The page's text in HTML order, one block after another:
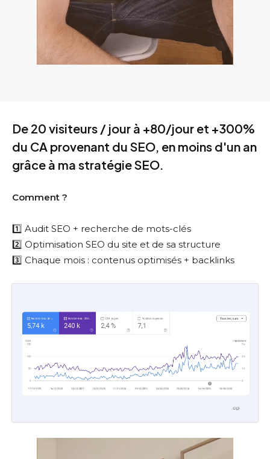
De 20 visiteurs / jour à +80/jour et +300%
du CA provenant du SEO, en moins d'un an
grâce à ma stratégie SEO.
Comment ?
1️⃣ Audit SEO + recherche de mots-clés
2️⃣ Optimisation SEO du site et de sa structure
3️⃣ Chaque mois : contenus optimisés + backlinks